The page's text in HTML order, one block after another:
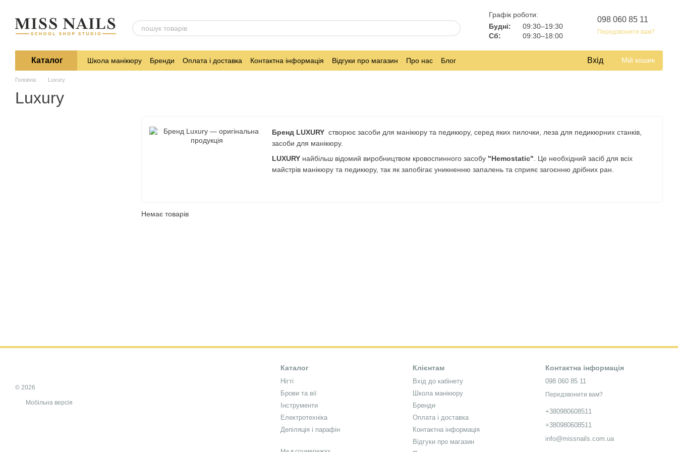
Графік роботи:
Будні:
09:30–19:30
Сб:
09:30–18:00
098 060 85 11
Передзвонити вам?
Каталог Школа манікюру Бренди Оплата і доставка Контактна інформація Відгуки про магазин Про нас Блог Вхід Мій кошик
Головна Luxury
Luxury
Бренд LUXURY створює засоби для манікюру та педикюру, серед яких пилочки, леза для педикюрних станків,
засоби для манікюру.
LUXURY найбільш відомий виробництвом кровоспинного засобу "Hemostatic". Це необхідний засіб для всіх
майстрів манікюру та педикюру, так як запобігає уникненню запалень та сприяє загоєнню дрібних ран.
Немає товарів
© 2026
Мобільна версія
Каталог
Нігті
Брови та вії
Інструменти
Електротехніка
Депіляція і парафін
Клієнтам
Вхід до кабінету
Школа манікюру
Бренди
Оплата і доставка
Контактна інформація
Відгуки про магазин
Контактна інформація
098 060 85 11
Передзвонити вам?
+380980608511
+380980608511
info@missnails.com.ua